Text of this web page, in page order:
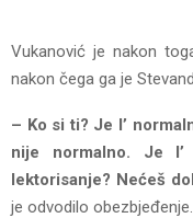
Vukanović je nakon
nakon čega ga je
– Ko si ti? Je l’
nije normalno. Je
lektorisanje? Nećeš
je odvodilo obezbjeđenje.